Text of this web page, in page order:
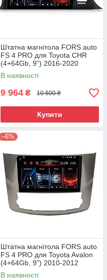
Штатна магнітола FORS.auto
FS 4 PRO для Toyota CHR
(4+64Gb, 9") 2016-2020
В наявності
9 964 ₴ 10 600 ₴
Купити
–6%
Штатна магнітола FORS.auto
FS 4 PRO для Toyota Avalon
(4+64Gb, 9") 2010-2012
В наявності